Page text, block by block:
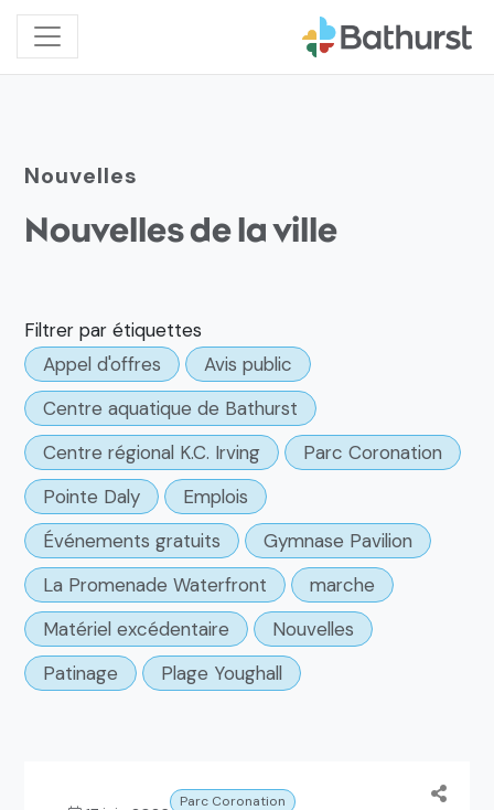
Nouvelles
Nouvelles de la ville
Filtrer par étiquettes
Appel d'offres
Avis public
Centre aquatique de Bathurst
Centre régional K.C. Irving
Parc Coronation
Pointe Daly
Emplois
Événements gratuits
Gymnase Pavilion
La Promenade Waterfront
marche
Matériel excédentaire
Nouvelles
Patinage
Plage Youghall
Parc Coronation